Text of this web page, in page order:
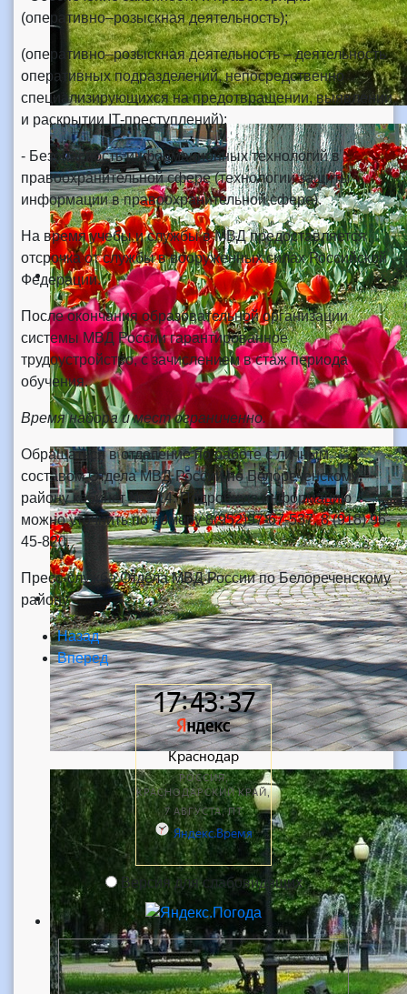
(оперативно–розыскная деятельность);
(оперативно–розыскная деятельность – деятельность
оперативных подразделений, непосредственно
специализирующихся на предотвращении, выявлении
и раскрытии IT-преступлений);
- Безопасность информационных технологий в
правоохранительной сфере (технологии защиты
информации в правоохранительной сфере).
На время учебы и службы в МВД предоставляется
отсрочка от службы в вооруженных силах Российской
Федерации.
После окончания образовательной организации
системы МВД России гарантированное
трудоустройство, с зачислением в стаж периода
обучения.
Время набора и мест ограниченно.
Обращаться в отделение по работе с личным
составом Отдела МВД России по Белореченскому
району кабинет № 214. Подробную информацию
можно уточнить по номеру 8(952)97-67-537, 8 (918) 96-
45-820.
Пресс-служба Отдела МВД России по Белореченскому
району
Назад
Вперед
Версия для слабовидящих